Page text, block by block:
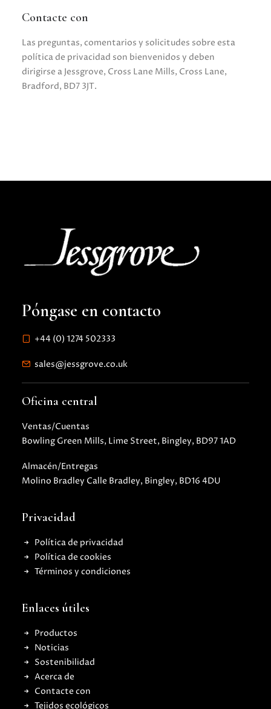
Contacte con
Las preguntas, comentarios y solicitudes sobre esta
política de privacidad son bienvenidos y deben
dirigirse a Jessgrove, Cross Lane Mills, Cross Lane,
Bradford, BD7 3JT.
Póngase en contacto
+44 (0) 1274 502333
sales@jessgrove.co.uk
Oficina central
Ventas/Cuentas
Bowling Green Mills, Lime Street, Bingley, BD97 1AD
Almacén/Entregas
Molino Bradley Calle Bradley, Bingley, BD16 4DU
Privacidad
Política de privacidad
Política de cookies
Términos y condiciones
Enlaces útiles
Productos
Noticias
Sostenibilidad
Acerca de
Contacte con
Tejidos ecológicos